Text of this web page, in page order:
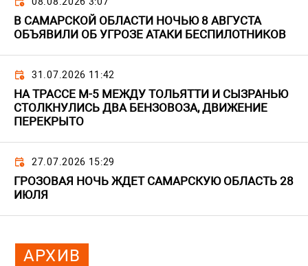
В САМАРСКОЙ ОБЛАСТИ НОЧЬЮ 8 АВГУСТА
ОБЪЯВИЛИ ОБ УГРОЗЕ АТАКИ БЕСПИЛОТНИКОВ
31.07.2026 11:42
НА ТРАССЕ М-5 МЕЖДУ ТОЛЬЯТТИ И СЫЗРАНЬЮ
СТОЛКНУЛИСЬ ДВА БЕНЗОВОЗА, ДВИЖЕНИЕ
ПЕРЕКРЫТО
27.07.2026 15:29
ГРОЗОВАЯ НОЧЬ ЖДЕТ САМАРСКУЮ ОБЛАСТЬ 28
ИЮЛЯ
АРХИВ